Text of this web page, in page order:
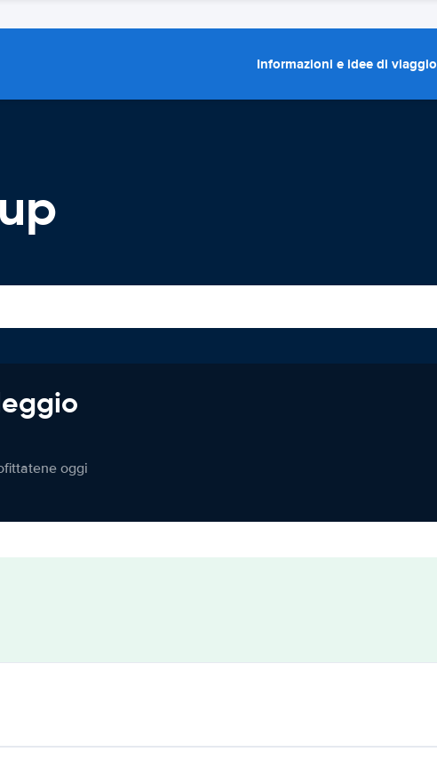
Informazioni e idee di viaggio
oggi